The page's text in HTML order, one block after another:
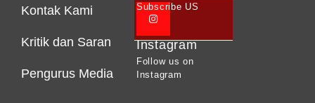
Kontak Kami
Kritik dan Saran
Pengurus Media
Subscribe US
Instagram
Follow us on
Instagram